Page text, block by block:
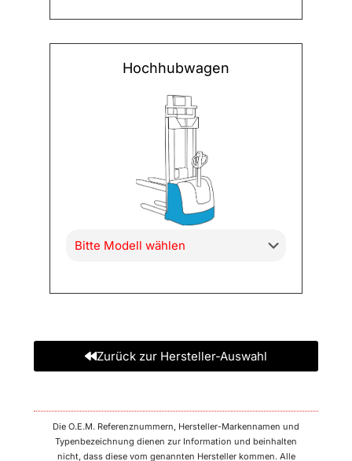
Hochhubwagen
Zurück zur Hersteller-Auswahl
Die O.E.M. Referenznummern, Hersteller-Markennamen und
Typenbezeichnung dienen zur Information und beinhalten
nicht, dass diese vom genannten Hersteller kommen. Alle